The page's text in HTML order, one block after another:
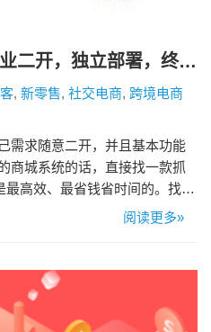
开源b2b2c商城系统专业二开，独立部署，终身授权
, 新零售, 社交电商, 跨境电商
需求随意二开，并且基本功能
商城系统的话，直接找一款抓
高效、最省钱省时间的。找一
Java开源b2b2c商城系统，来客
提供一些源码接口，二…
阅读更多»